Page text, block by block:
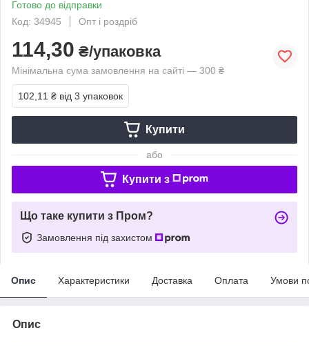
Готово до відправки
Код: 34945
Опт і роздріб
114,30 ₴/упаковка
Мінімальна сума замовлення на сайті — 300 ₴
102,11 ₴ від 3 упаковок
Купити
або
Купити з
Що таке купити з Пром?
Замовлення під захистом
Опис Характеристики Доставка Оплата Умови
Опис